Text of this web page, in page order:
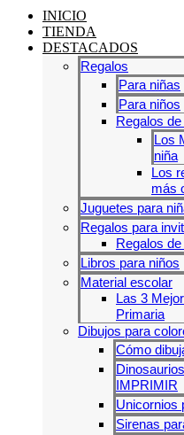
INICIO
TIENDA
DESTACADOS
Regalos
Para niñas
Para niños
Regalos
Los
niña
Los
más
Juguetes para
Regalos para
Regalos
Libros para niños
Material escolar
Las 3
Primaria
Dibujos para
Cómo
IMPRIMIR
Unicornios
Sirenas